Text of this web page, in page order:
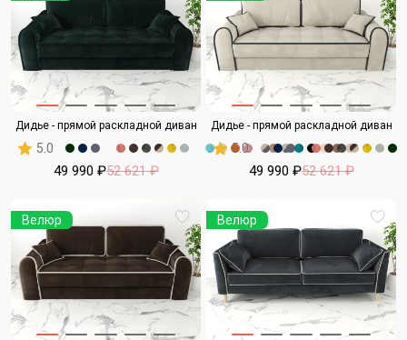
Дидье - прямой раскладной диван
5.0
49 990 ₽52 621 ₽
Дидье - прямой раскладной диван
5.0
49 990 ₽52 621 ₽
Велюр Велюр